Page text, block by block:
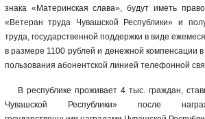
знака «Материнская слава», будут иметь
«Ветеран труда Чувашской Республики» и
труда, государственной поддержки в виде
в размере 1100 рублей и денежной компенсации
пользования абонентской линией телефонной
В республике проживает 4 тыс. граждан,
Чувашской Республики» после